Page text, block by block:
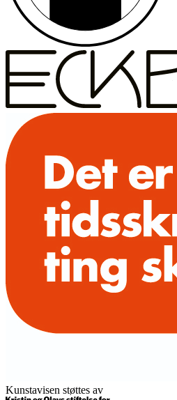
Kunstavisen støttes av